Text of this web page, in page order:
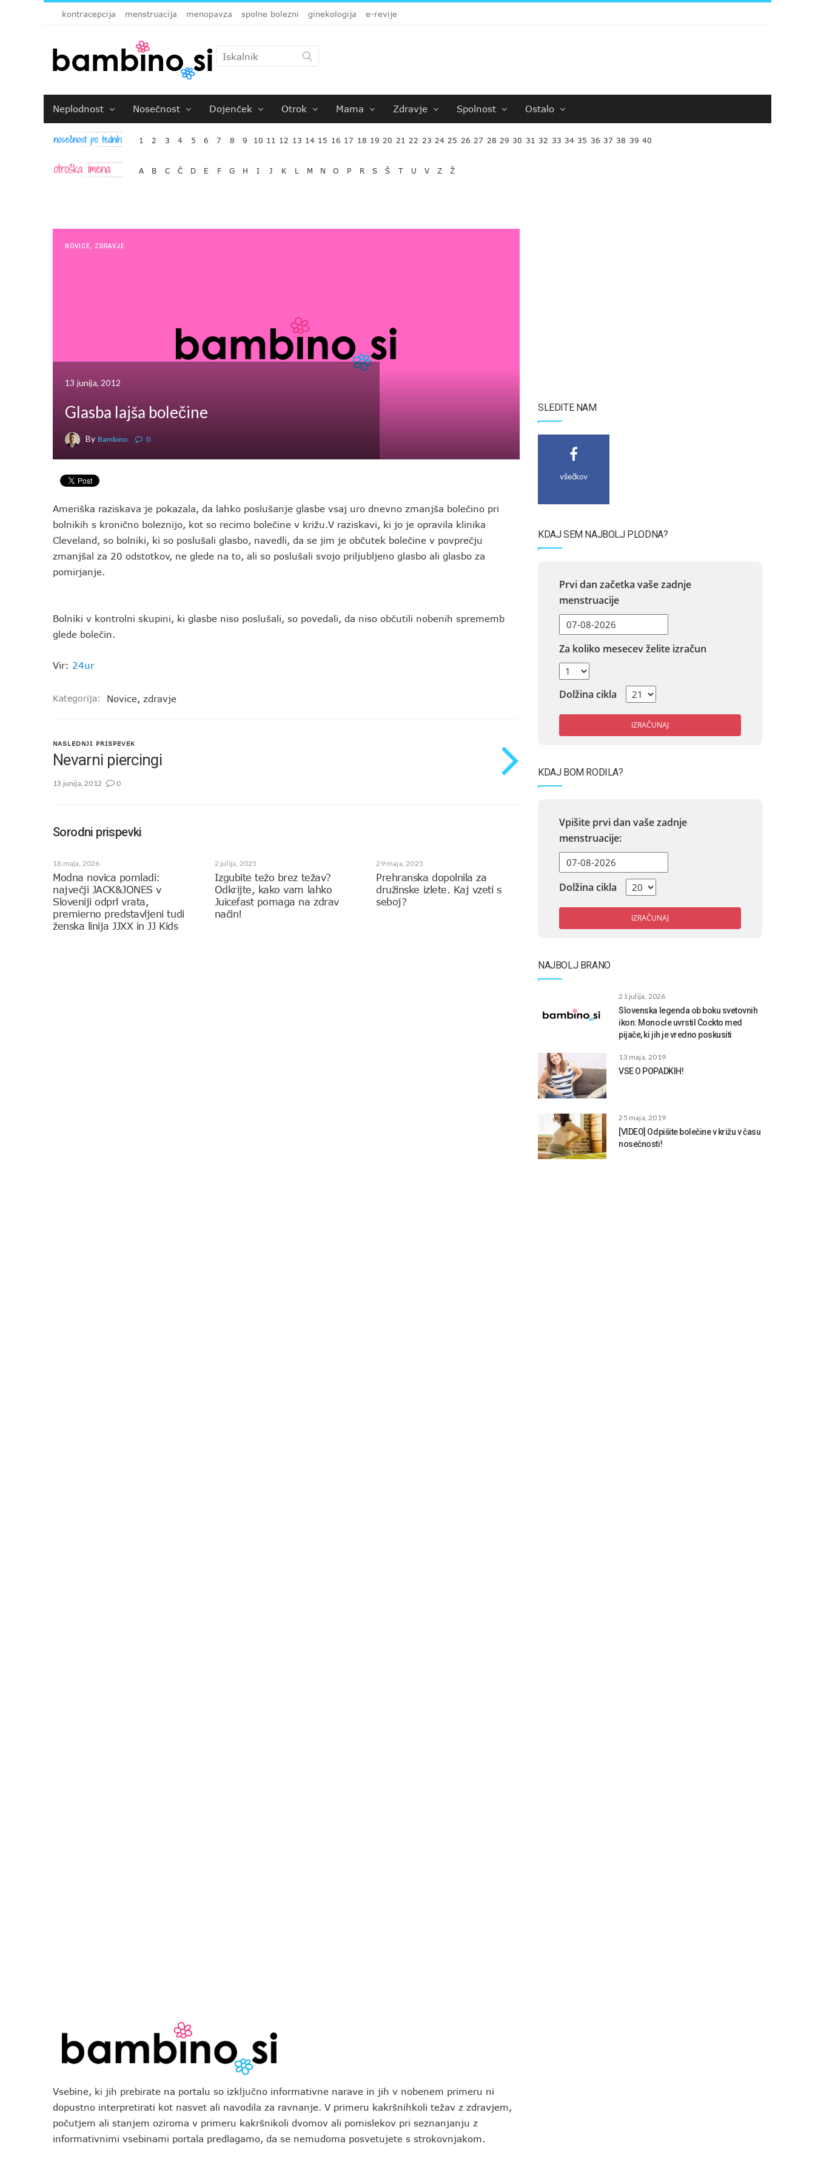
kontracepcija menstruacija menopavza spolne bolezni ginekologija e-revije
Neplodnost Nosečnost Dojenček Otrok Mama Zdravje Spolnost Ostalo
1 2 3 4 5 6 7 8 9 10 11 12 13 14 15 16 17 18 19 20 21 22 23 24 25 26 27 28 29 30 31 32 33 34 35 36 37 38 39 40
A B C Č D E F G H I J K L M N O P R S Š T U V Z Ž
NOVICE ZDRAVJE
13 junija, 2012
Glasba lajša bolečine
By Bambino 0
Ameriška raziskava je pokazala, da lahko poslušanje glasbe vsaj uro dnevno zmanjša bolečino pri
bolnikih s kronično boleznijo, kot so recimo bolečine v križu.V raziskavi, ki jo je opravila klinika
Cleveland, so bolniki, ki so poslušali glasbo, navedli, da se jim je občutek bolečine v povprečju
zmanjšal za 20 odstotkov, ne glede na to, ali so poslušali svojo priljubljeno glasbo ali glasbo za
pomirjanje.
Bolniki v kontrolni skupini, ki glasbe niso poslušali, so povedali, da niso občutili nobenih sprememb
glede bolečin.
Vir: 24ur
Kategorija: Novice, zdravje
NASLEDNJI PRISPEVEK
Nevarni piercingi
13 junija, 2012 0
Sorodni prispevki
18 maja, 2026
Modna novica pomladi:
največji JACK&JONES v
Sloveniji odprl vrata,
premierno predstavljeni tudi
ženska linija JJXX in JJ Kids
2 julija, 2025
Izgubite težo brez težav?
Odkrijte, kako vam lahko
Juicefast pomaga na zdrav
način!
29 maja, 2025
Prehranska dopolnila za
družinske izlete. Kaj vzeti s
seboj?
SLEDITE NAM
všečkov
KDAJ SEM NAJBOLJ PLODNA?
Prvi dan začetka vaše zadnje
menstruacije
Za koliko mesecev želite izračun
Dolžina cikla
IZRAČUNAJ
KDAJ BOM RODILA?
Vpišite prvi dan vaše zadnje
menstruacije:
Dolžina cikla
IZRAČUNAJ
NAJBOLJ BRANO
21 julija, 2026
Slovenska legenda ob boku svetovnih
ikon: Monocle uvrstil Cockto med
pijače, ki jih je vredno poskusiti
13 maja, 2019
VSE O POPADKIH!
25 maja, 2019
[VIDEO] Odpišite bolečine v križu v času
nosečnosti!
Vsebine, ki jih prebirate na portalu so izključno informativne narave in jih v nobenem primeru ni
dopustno interpretirati kot nasvet ali navodila za ravnanje. V primeru kakršnihkoli težav z zdravjem,
počutjem ali stanjem oziroma v primeru kakršnikoli dvomov ali pomislekov pri seznanjanju z
informativnimi vsebinami portala predlagamo, da se nemudoma posvetujete s strokovnjakom.